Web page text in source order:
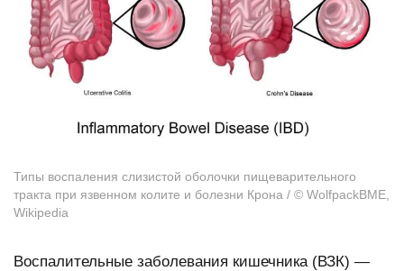
Типы воспаления слизистой оболочки пищеварительного
тракта при язвенном колите и болезни Крона / © WolfpackBME,
Wikipedia
Воспалительные заболевания кишечника (ВЗК) —